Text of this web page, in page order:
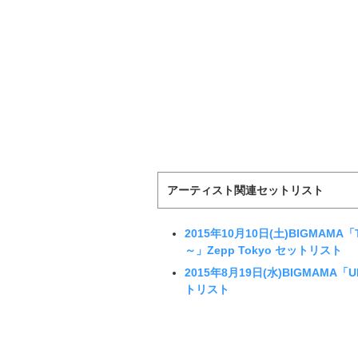
アーティスト関連セットリスト
2015年10月10日(土)BIGMAMA
～」Zepp Tokyo セットリスト
2015年8月19日(水)BIGMAMA「
トリスト